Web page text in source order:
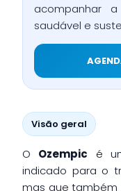
acompanhar
saudável e
Visão geral
O Ozempic é
indicado para o
mas que também